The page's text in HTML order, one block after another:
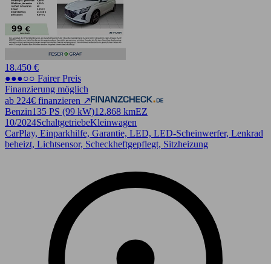
18.450 €
●●●○○ Fairer Preis
Finanzierung möglich
ab 224€ finanzieren ↗
Benzin135 PS (99 kW)12.868 kmEZ
10/2024SchaltgetriebeKleinwagen
CarPlay, Einparkhilfe, Garantie, LED, LED-Scheinwerfer, Lenkrad
beheizt, Lichtsensor, Scheckheftgepflegt, Sitzheizung